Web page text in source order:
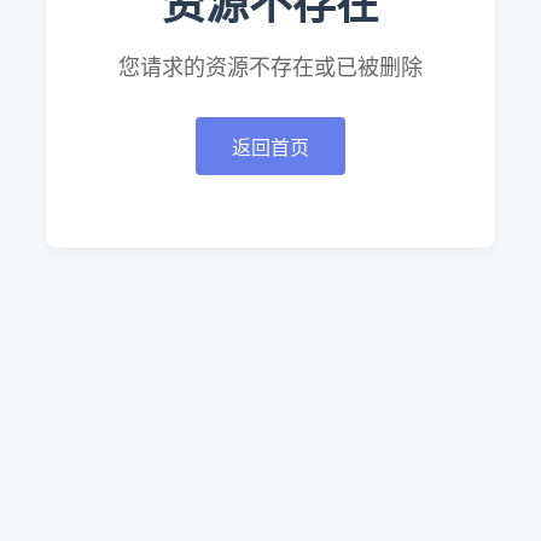
您请求的资源不存在或已被删除
返回首页